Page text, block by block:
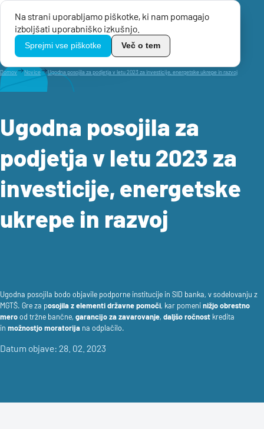
Na strani uporabljamo piškotke, ki nam pomagajo
izboljšati uporabniško izkušnjo.
Sprejmi vse piškotke Več o tem
TikoPro
Menu
Domov Novice Ugodna posojila za podjetja v letu 2023 za investicije, energetske ukrepe in razvoj
Ugodna posojila za
podjetja v letu 2023 za
investicije, energetske
ukrepe in razvoj
Ugodna posojila bodo objavile podporne institucije in SID banka, v sodelovanju z
MGTŠ. Gre za posojila z elementi državne pomoči, kar pomeninižjo obrestno
merood tržne bančne, garancijo za zavarovanje, daljšo ročnost kredita
in možnostjo moratorija na odplačilo.
Datum objave: 28. 02. 2023